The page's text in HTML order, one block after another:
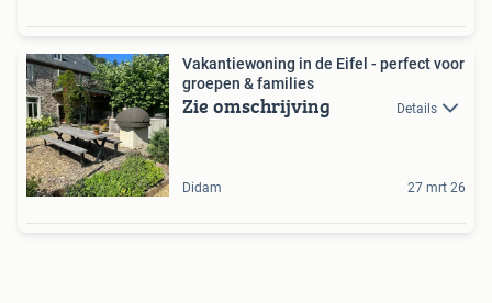
Vakantiewoning in de Eifel - perfect voor
groepen & families
Zie omschrijving Details
Didam 27 mrt 26